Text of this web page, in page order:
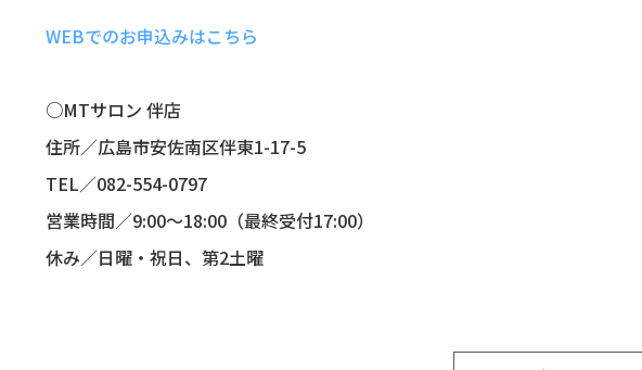
WEBでのお申込みはこちら
○MTサロン 伴店
住所／広島市安佐南区伴東1-17-5
TEL／082-554-0797
営業時間／9:00～18:00 （最終受付17:00）
休み／日曜・祝日、第2土曜